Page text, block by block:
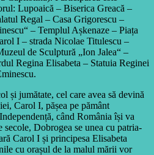
Lupoaică – Biserica Greacă –
Regal – Casa Grigorescu –
– Templul Așkenaze – Piața
I – strada Nicolae Titulescu –
de Sculptură „Ion Jalea“ –
Regina Elisabeta – Statuia Reginei
și jumătate, cel care avea să devină
Carol I, pășea pe pământ
când România își va
secole, Dobrogea se unea cu patria-
Carol I și principesa Elisabeta
cu orașul de la malul mării vor